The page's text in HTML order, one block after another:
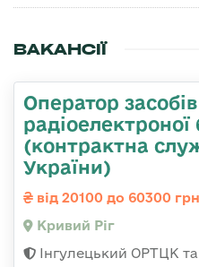
ВАКАНСІЇ
Оператор засобів
радіоелектроної
(контрактна
України)
від 20100 до 60300 грн
Кривий Ріг
Інгулецький ОРТЦК